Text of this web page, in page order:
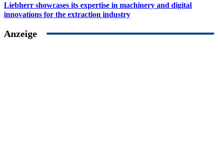
Liebherr showcases its expertise in machinery and digital
innovations for the extraction industry
Anzeige